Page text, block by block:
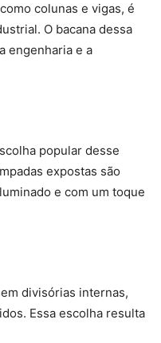
colunas e vigas, é
O bacana dessa
engenharia e a
popular desse
expostas são
e com um toque
divisórias internas,
Essa escolha resulta